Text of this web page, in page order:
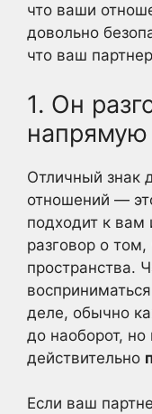
что ваши
довольно
что ваш
1. Он
напрямую
Отличный знак
отношений —
подходит к вам
разговор о
пространства.
деле, обычно
до наоборот,
действительно
Если ваш